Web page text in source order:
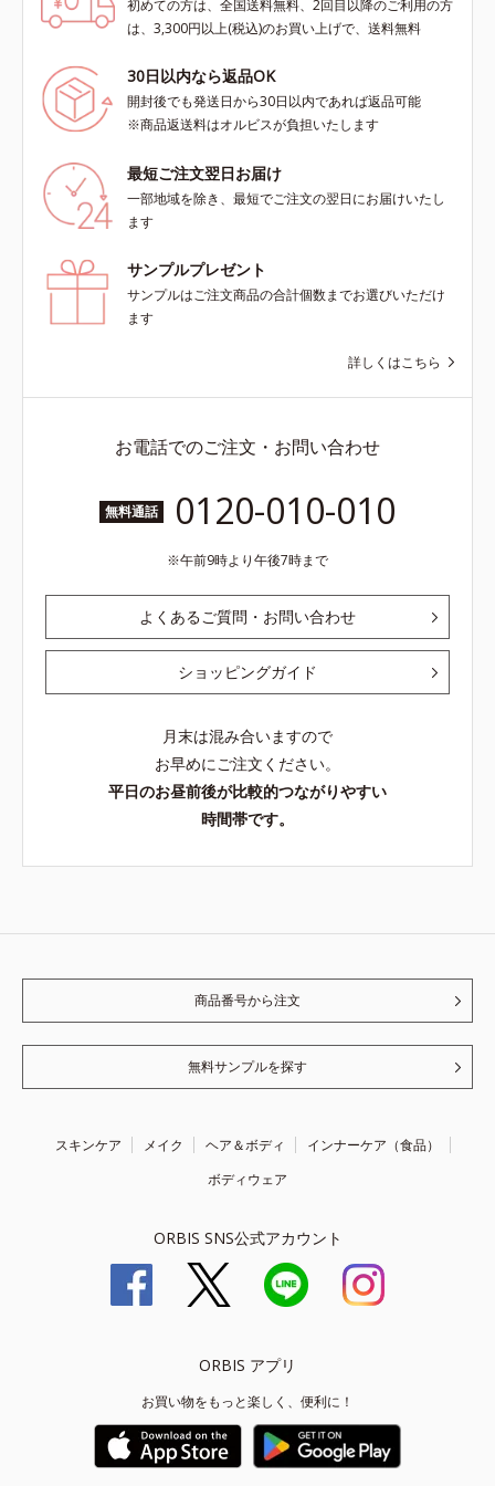
初めての方は、全国送料無料、2回目以降のご利用の方
は、3,300円以上(税込)のお買い上げで、送料無料
30日以内なら返品OK
開封後でも発送日から30日以内であれば返品可能
※商品返送料はオルビスが負担いたします
最短ご注文翌日お届け
一部地域を除き、最短でご注文の翌日にお届けいたし
ます
サンプルプレゼント
サンプルはご注文商品の合計個数までお選びいただけ
ます
詳しくはこちら
お電話でのご注文・お問い合わせ
無料通話 0120-010-010
午前9時より午後7時まで
よくあるご質問・お問い合わせ
ショッピングガイド
月末は混み合いますので
お早めにご注文ください。
平日のお昼前後が比較的つながりやすい
時間帯です。
商品番号から注文
無料サンプルを探す
スキンケア メイク ヘア＆ボディ
インナーケア（食品）
ボディウェア
ORBIS SNS公式アカウント
ORBIS アプリ
お買い物をもっと楽しく、便利に！